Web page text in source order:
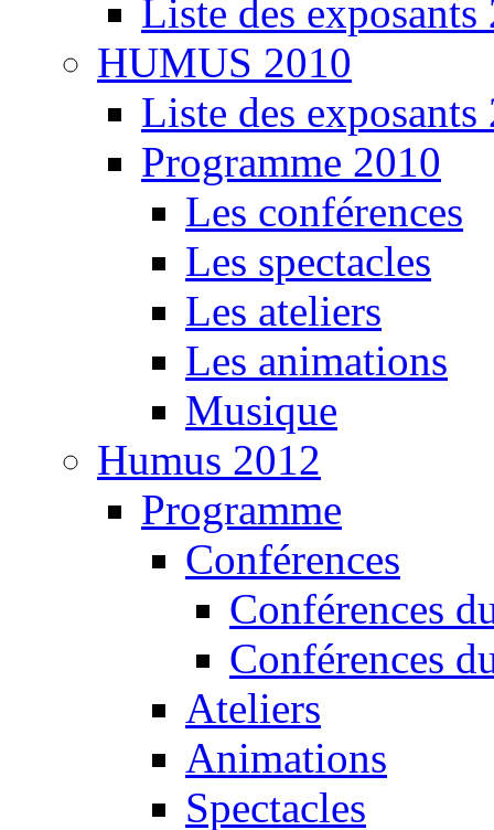
Liste des exposants
HUMUS 2010
Liste des exposants
Programme 2010
Les conférences
Les spectacles
Les ateliers
Les animations
Musique
Humus 2012
Programme
Conférences
Conférences
Conférences
Ateliers
Animations
Spectacles